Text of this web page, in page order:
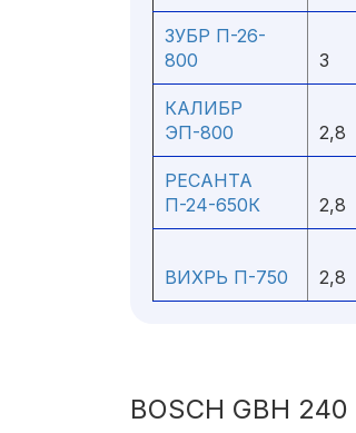
ЗУБР П-26-
800
3
КАЛИБР
ЭП-800
2,8
РЕСАНТА
П-24-650К
2,8
ВИХРЬ П-750 2,8
BOSCH GBH 240